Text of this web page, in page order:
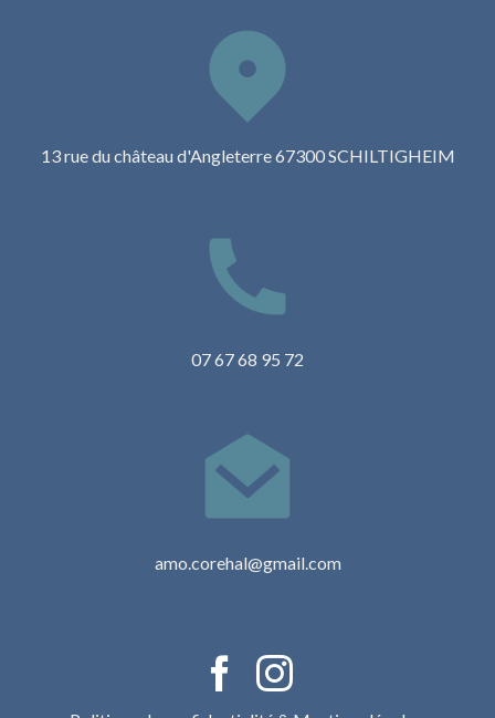
13 rue du château d'Angleterre 67300 SCHILTIGHEIM
07 67 68 95 72
amo.corehal@gmail.com